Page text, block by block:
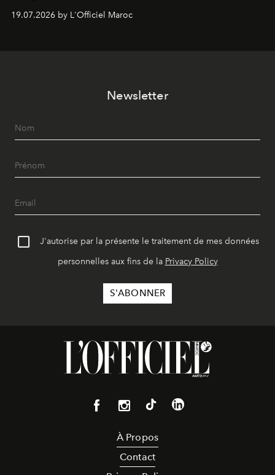
révise les proportions et les usages pour l’inscrire dans
19.07.2026 by L'Officiel Maroc
Newsletter
J'autorise par la présente le traitement de mes données
personnelles aux fins de la Privacy Policy
À Propos
Contact